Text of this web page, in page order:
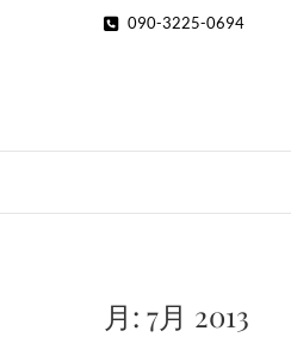
090-3225-0694
月: 7月 2013